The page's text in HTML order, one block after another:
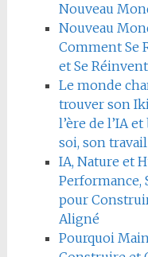
Nouveau
Nouveau
Comment Se
et Se
Le monde
trouver son
l’ère de l’IA
soi, son
IA, Nature et
Performance,
pour
Aligné
Pourquoi